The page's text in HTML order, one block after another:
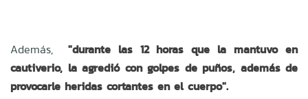
Además, "durante las 12 horas que la mantuvo en
cautiverio, la agredió con golpes de puños, además de
provocarle heridas cortantes en el cuerpo".